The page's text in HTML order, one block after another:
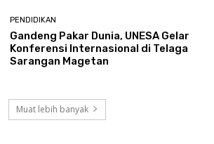
PENDIDIKAN
Gandeng Pakar Dunia, UNESA Gelar
Konferensi Internasional di Telaga
Sarangan Magetan
Muat lebih banyak